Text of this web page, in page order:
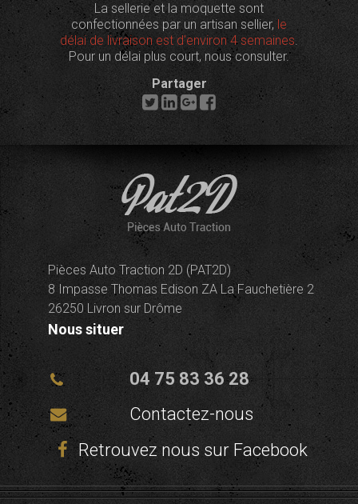
La sellerie et la moquette sont
confectionnées par un artisan sellier, le
délai de livraison est d'environ 4 semaines.
Pour un délai plus court, nous consulter.
Partager
Pièces Auto Traction 2D (PAT2D)
8 Impasse Thomas Edison ZA La Fauchetière 2
26250 Livron sur Drôme
Nous situer
04 75 83 36 28
Contactez-nous
Retrouvez nous sur Facebook